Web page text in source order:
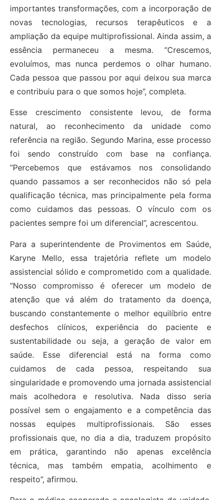
importantes transformações, com a incorporação de
novas tecnologias, recursos terapêuticos e a
ampliação da equipe multiprofissional. Ainda assim, a
essência permaneceu a mesma. “Crescemos,
evoluímos, mas nunca perdemos o olhar humano.
Cada pessoa que passou por aqui deixou sua marca
e contribuiu para o que somos hoje”, completa.
Esse crescimento consistente levou, de forma
natural, ao reconhecimento da unidade como
referência na região. Segundo Marina, esse processo
foi sendo construído com base na confiança.
“Percebemos que estávamos nos consolidando
quando passamos a ser reconhecidos não só pela
qualificação técnica, mas principalmente pela forma
como cuidamos das pessoas. O vínculo com os
pacientes sempre foi um diferencial”, acrescentou.
Para a superintendente de Provimentos em Saúde,
Karyne Mello, essa trajetória reflete um modelo
assistencial sólido e comprometido com a qualidade.
“Nosso compromisso é oferecer um modelo de
atenção que vá além do tratamento da doença,
buscando constantemente o melhor equilíbrio entre
desfechos clínicos, experiência do paciente e
sustentabilidade ou seja, a geração de valor em
saúde. Esse diferencial está na forma como
cuidamos de cada pessoa, respeitando sua
singularidade e promovendo uma jornada assistencial
mais acolhedora e resolutiva. Nada disso seria
possível sem o engajamento e a competência das
nossas equipes multiprofissionais. São esses
profissionais que, no dia a dia, traduzem propósito
em prática, garantindo não apenas excelência
técnica, mas também empatia, acolhimento e
respeito”, afirmou.